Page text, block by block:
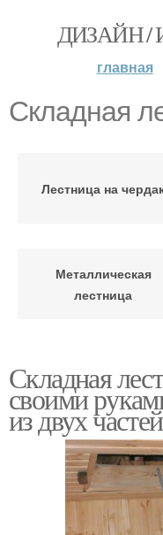
ДИЗАЙН /
главная
Складная
Лестница на
Металлическая
лестница
Чердачные
Чердачная
Складная
своими
из двух